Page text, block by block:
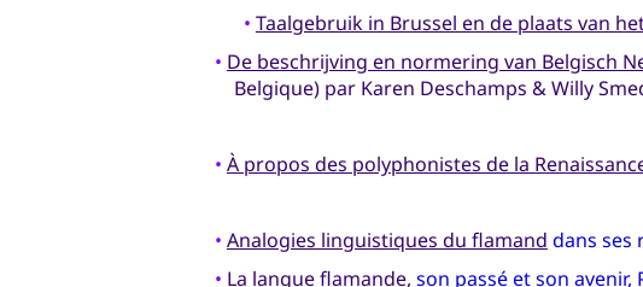
• Taalgebruik in Brussel en de plaats van
• De beschrijving en normering van Belgisch
Belgique) par Karen Deschamps & Willy
• À propos des polyphonistes de la
• Analogies linguistiques du flamand dans ses
• La langue flamande, son passé et son